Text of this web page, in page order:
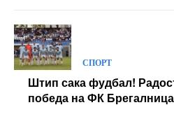
СПОРТ
Штип сака фудбал!
победа на ФК